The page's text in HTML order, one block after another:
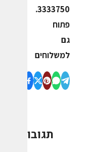
3333750.
פתוח
גם
למשלוחים
תגובות